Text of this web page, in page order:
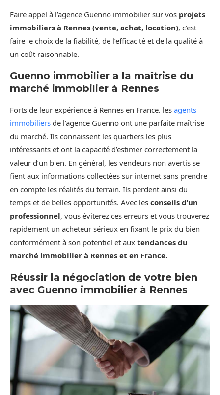
Faire appel à l’agence Guenno immobilier sur vos projets
immobiliers à Rennes (vente, achat, location), c’est
faire le choix de la fiabilité, de l’efficacité et de la qualité à
un coût raisonnable.
Guenno immobilier a la maîtrise du
marché immobilier à Rennes
Forts de leur expérience à Rennes en France, les agents
immobiliers de l’agence Guenno ont une parfaite maîtrise
du marché. Ils connaissent les quartiers les plus
intéressants et ont la capacité d’estimer correctement la
valeur d’un bien. En général, les vendeurs non avertis se
fient aux informations collectées sur internet sans prendre
en compte les réalités du terrain. Ils perdent ainsi du
temps et de belles opportunités. Avec les conseils d’un
professionnel, vous éviterez ces erreurs et vous trouverez
rapidement un acheteur sérieux en fixant le prix du bien
conformément à son potentiel et aux tendances du
marché immobilier à Rennes et en France.
Réussir la négociation de votre bien
avec Guenno immobilier à Rennes